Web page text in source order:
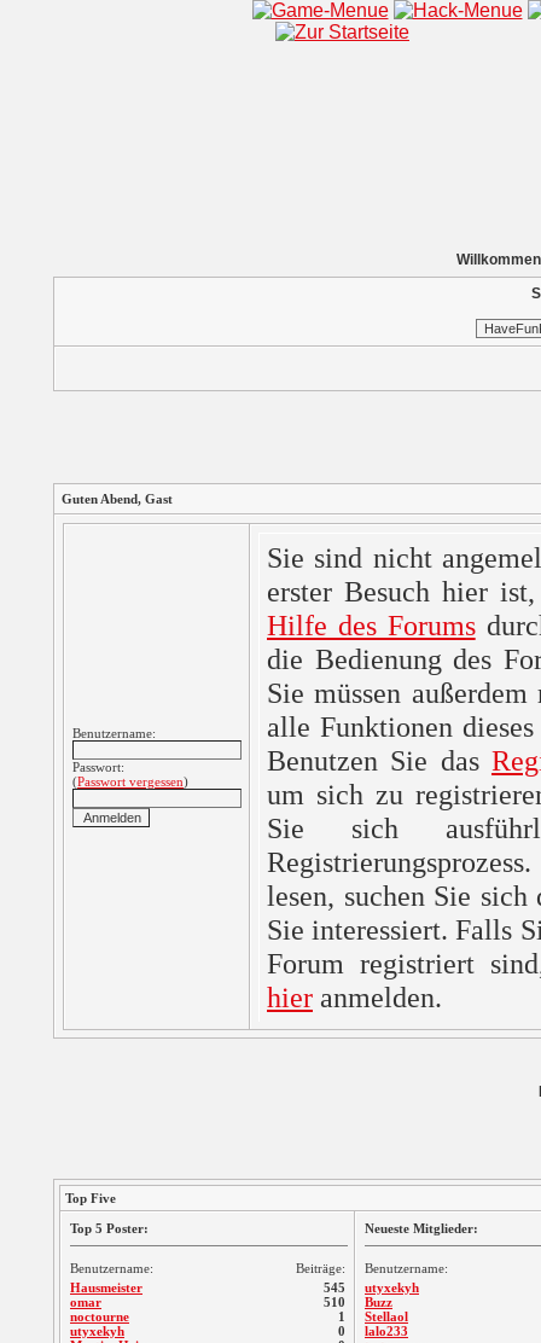
Guten Abend, Gast
Benutzername:
Passwort:
(Passwort vergessen)
Sie sind nicht
erster Besuch hier
Hilfe des Forums
die Bedienung des
Sie müssen
alle Funktionen
Benutzen Sie das
um sich zu
Sie sich
lesen, suchen Sie sich
Sie interessiert. Falls
Forum registriert
hier anmelden.
Top Five
Top 5 Poster:
Benutzername:
Beiträge:
Hausmeister
omar
noctourne
utyxekyh
545
510
1
0
Neueste Mitglieder:
Benutzername:
utyxekyh
Buzz
Stellaol
lalo233